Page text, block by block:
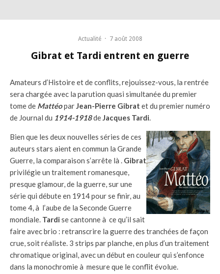
Actualité · 7 août 2008
Gibrat et Tardi entrent en guerre
Amateurs d’Histoire et de conflits, rejouissez-vous, la rentrée
sera chargée avec la parution quasi simultanée du premier
tome de MattéoparJean-Pierre Gibrat et du premier numéro
de Journal du 1914-1918deJacques Tardi.
Bien que les deux nouvelles séries de ces
auteurs stars aient en commun la Grande
Guerre, la comparaison s’arrête là . Gibrat
privilégie un traitement romanesque,
presque glamour, de la guerre, sur une
série qui débute en 1914 pour se finir, au
tome 4, à l’aube de la Seconde Guerre
mondiale. Tardi se cantonne à ce qu’il sait
faire avec brio : retranscrire la guerre des tranchées de façon
crue, soit réaliste. 3 strips par planche, en plus d’un traitement
chromatique original, avec un début en couleur qui s’enfonce
dans la monochromie à mesure que le conflit évolue.